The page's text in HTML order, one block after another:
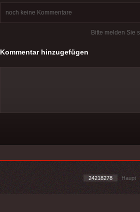
noch keine Kommentare
Bitte melden Sie
Kommentar hinzugefügen
24218278 Haupt